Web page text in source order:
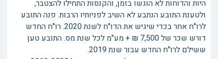
היות והדוחות לא הוגשו בזמן, והקנסות התחילו להצטבר,
ולטענת התובע הנתבע לא השיב לפניותיו הרבות. פנה התובע
לרו"ח אחר בכדי שיגיש את הדו"ח לשנת 2020. רו"ח החדש
דורש שכר של 7,500 ₪ + מע"מ לכל שנת מס. התובע טען
ששילם לרו"ח החדש עבור שנת 2019.